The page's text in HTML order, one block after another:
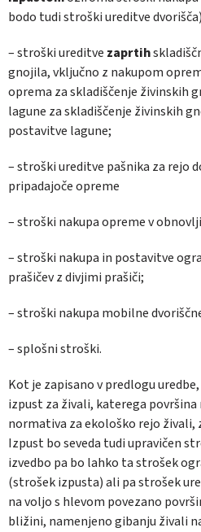
bodo tudi stroški ureditve
– stroški ureditve zaprtih
gnojila, vključno z nakupom
oprema za skladiščenje živinskih
lagune za skladiščenje živinskih
postavitve lagune;
– stroški ureditve pašnika za rejo
pripadajoče opreme
– stroški nakupa opreme v
– stroški nakupa in postavitve
prašičev z divjimi prašiči;
– stroški nakupa mobilne
– splošni stroški.
Kot je zapisano v predlogu
izpust za živali, katerega
normativa za ekološko rejo živali,
Izpust bo seveda tudi upravičen
izvedbo pa bo lahko ta strošek
(strošek izpusta) ali pa strošek
na voljo s hlevom povezano
bližini, namenjeno gibanju živali